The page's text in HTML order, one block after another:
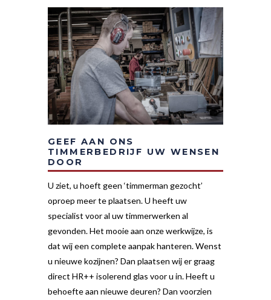
GEEF AAN ONS
TIMMERBEDRIJF UW WENSEN
DOOR
U ziet, u hoeft geen ‘timmerman gezocht’
oproep meer te plaatsen. U heeft uw
specialist voor al uw timmerwerken al
gevonden. Het mooie aan onze werkwijze, is
dat wij een complete aanpak hanteren. Wenst
u nieuwe kozijnen? Dan plaatsen wij er graag
direct HR++ isolerend glas voor u in. Heeft u
behoefte aan nieuwe deuren? Dan voorzien